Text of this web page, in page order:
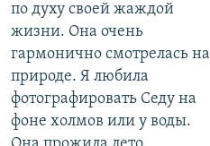
по духу своей жаждой
жизни. Она очень
гармонично смотрелась на
природе. Я любила
фотографировать Седу на
фоне холмов или у воды.